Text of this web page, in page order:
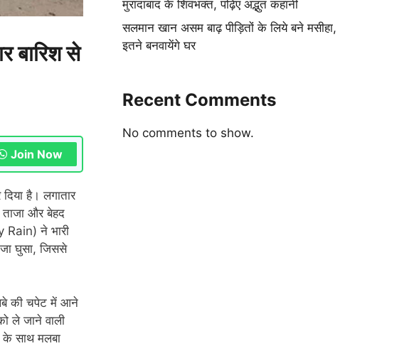
बारिश से
Join Now
है। लगातार
और बेहद
Rain) ने भारी
घुसा, जिससे
की चपेट में आने
ले जाने वाली
साथ मलबा
मुरादाबाद के शिवभक्त, पढ़िए अद्भुत कहानी
सलमान खान असम बाढ़ पीड़ितों के लिये बने मसीहा,
इतने बनवायेंगे घर
Recent Comments
No comments to show.